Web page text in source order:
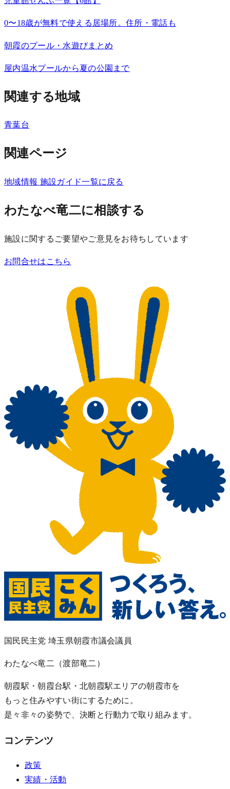
0〜18歳が無料で使える居場所。住所・電話も
朝霞のプール・水遊びまとめ
屋内温水プールから夏の公園まで
関連する地域
青葉台
関連ページ
地域情報 施設ガイド一覧に戻る
わたなべ竜二に相談する
施設に関するご要望やご意見をお待ちしています
お問合せはこちら
国民民主党 埼玉県朝霞市議会議員
わたなべ竜二 （渡部竜二）
朝霞駅・朝霞台駅・北朝霞駅エリアの朝霞市を
もっと住みやすい街にするために。
是々非々の姿勢で、決断と行動力で取り組みます。
コンテンツ
政策
実績・活動